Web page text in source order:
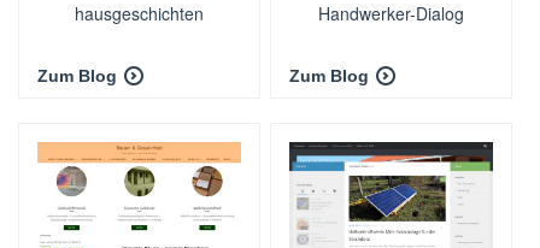
hausgeschichten
Zum Blog
Handwerker-Dialog
Zum Blog